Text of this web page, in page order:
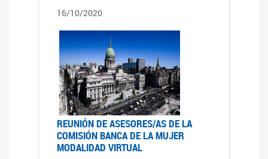
16/10/2020
REUNIÓN DE ASESORES/AS DE LA
COMISIÓN BANCA DE LA MUJER
MODALIDAD VIRTUAL